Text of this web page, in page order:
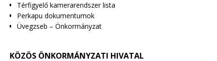
Térfigyelő kamerarendszer lista
Perkapu dokumentumok
Üvegzseb – Önkormányzat
KÖZÖS ÖNKORMÁNYZATI HIVATAL